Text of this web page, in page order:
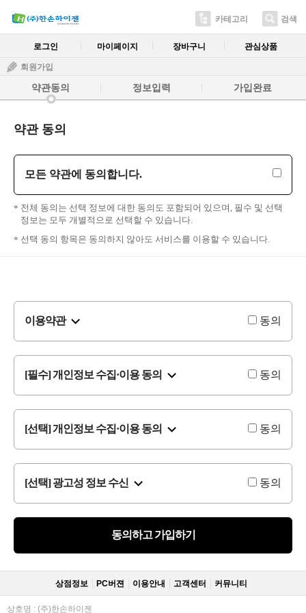
카테고리 검색
로그인 마이페이지 장바구니 관심상품
회원가입
약관동의 정보입력 가입완료
약관 동의
모든 약관에 동의합니다.
전체 동의는 선택 정보에 대한 동의도 포함되어 있으며, 필수 및 선택
정보는 모두 개별적으로 선택할 수 있습니다.
선택 동의 항목은 동의하지 않아도 서비스를 이용할 수 있습니다.
이용약관 동의
[필수] 개인정보 수집·이용 동의 동의
[선택] 개인정보 수집·이용 동의 동의
[선택] 광고성 정보 수신 동의
동의하고 가입하기
상점정보 PC버젼 이용안내 고객센터 커뮤니티
상호명 : (주)한손하이젠